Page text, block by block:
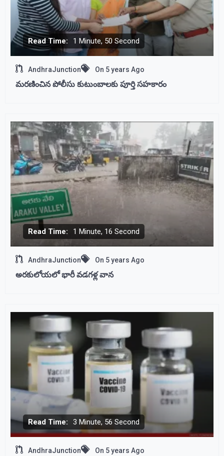
Read Time: 1 Minute, 50 Second
AndhraJunction On 5 years Ago
మరణించిన పోలీసు కుటుంబాలకు పూర్తి సహకారం
Read Time: 1 Minute, 16 Second
AndhraJunction On 5 years Ago
అరకులోయలో భారీ వడగళ్ల వాన
Read Time: 3 Minute, 56 Second
AndhraJunction On 5 years Ago